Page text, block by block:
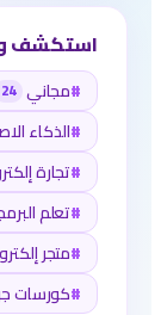
استكشف
#مجاني 24
#الذكاء
#تجارة
#تعلم
#متجر
#كورسات